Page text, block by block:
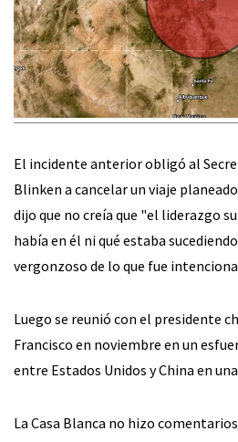
El incidente anterior obligó al
Blinken a cancelar un viaje
dijo que no creía que "el liderazgo
había en él ni qué estaba
vergonzoso de lo que fue
Luego se reunió con el presidente
Francisco en noviembre en un
entre Estados Unidos y China en
La Casa Blanca no hizo